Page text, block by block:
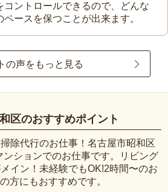
コントロールできるので、どんな
ースを保つことが出来ます。
の声をもっと見る
区のおすすめポイント
除代行のお仕事！名古屋市昭和区
ンションでのお仕事です。リビング
イン！未経験でもOK!2時間〜のお
方にもおすすめです。